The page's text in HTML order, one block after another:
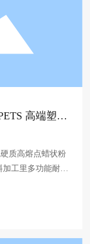
高端塑料
质高熔点蜡状粉
工里多功能耐高